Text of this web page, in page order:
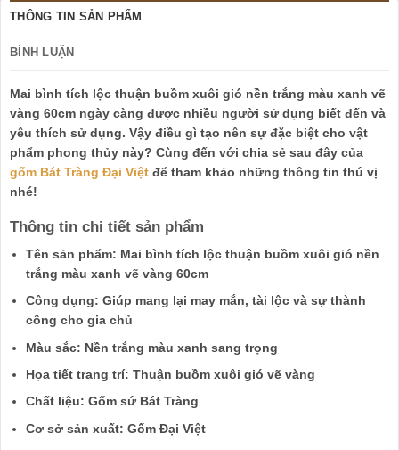
THÔNG TIN SẢN PHẨM
BÌNH LUẬN
Mai bình tích lộc thuận buồm xuôi gió nền trắng màu xanh vẽ
vàng 60cm ngày càng được nhiều người sử dụng biết đến và
yêu thích sử dụng. Vậy điều gì tạo nên sự đặc biệt cho vật
phẩm phong thủy này? Cùng đến với chia sẻ sau đây của
gốm Bát Tràng Đại Việt để tham khảo những thông tin thú vị
nhé!
Thông tin chi tiết sản phẩm
Tên sản phẩm: Mai bình tích lộc thuận buồm xuôi gió nền
trắng màu xanh vẽ vàng 60cm
Công dụng: Giúp mang lại may mắn, tài lộc và sự thành
công cho gia chủ
Màu sắc: Nền trắng màu xanh sang trọng
Họa tiết trang trí: Thuận buồm xuôi gió vẽ vàng
Chất liệu: Gốm sứ Bát Tràng
Cơ sở sản xuất: Gốm Đại Việt